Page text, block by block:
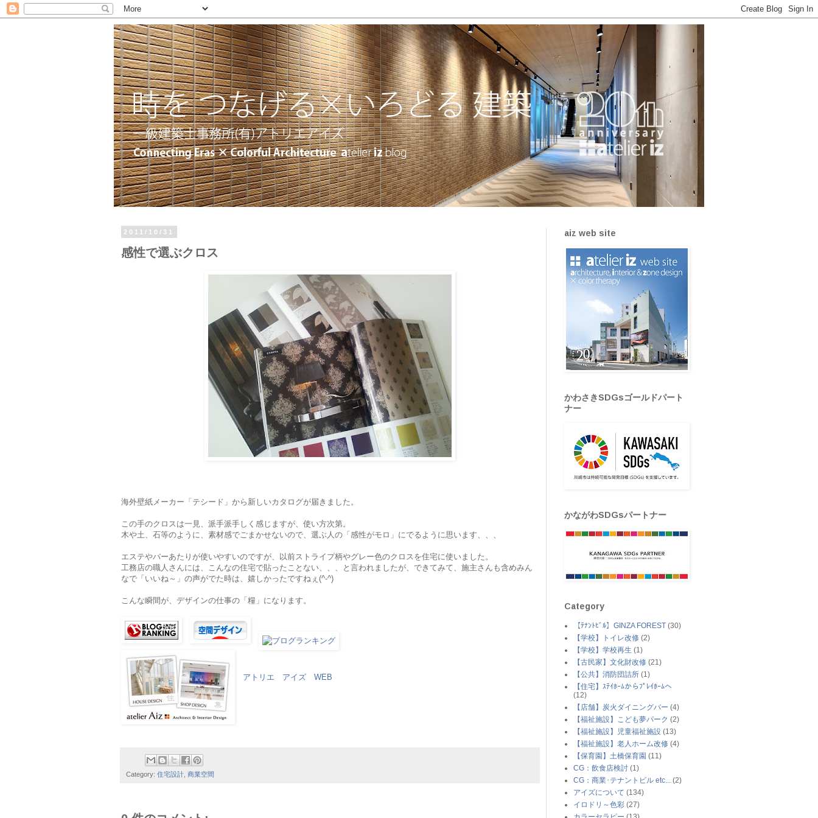
2011/10/31
感性で選ぶクロス
海外壁紙メーカー「テシード」から新しいカタログが届きました。
この手のクロスは一見、派手派手しく感じますが、使い方次第。
木や土、石等のように、素材感でごまかせないので、選ぶ人の「感性がモロ」にでるように思います、、、
エステやバーあたりが使いやすいのですが、以前ストライプ柄やグレー色のクロスを住宅に使いました。
工務店の職人さんには、こんなの住宅で貼ったことない、、、と言われましたが、できてみて、施主さんも含めみん
なで「いいね～」の声がでた時は、嬉しかったですねぇ(^-^)
こんな瞬間が、デザインの仕事の「糧」になります。
アトリエ アイズ WEB
Category: 住宅設計 商業空間
aiz web site
かわさきSDGsゴールドパート
ナー
かながわSDGsパートナー
Category
【ﾃﾅﾝﾄﾋﾞﾙ】GINZA FOREST (30)
【学校】トイレ改修 (2)
【学校】学校再生 (1)
【古民家】文化財改修 (21)
【公共】消防団詰所 (1)
【住宅】ｽﾃｲﾎｰﾑからﾌﾟﾚｲﾎｰﾑへ
(12)
【店舗】炭火ダイニングバー (4)
【福祉施設】こども夢パーク (2)
【福祉施設】児童福祉施設 (13)
【福祉施設】老人ホーム改修 (4)
【保育園】土橋保育園 (11)
CG：飲食店検討 (1)
CG：商業･テナントビル etc... (2)
アイズについて (134)
イロドリ～色彩 (27)